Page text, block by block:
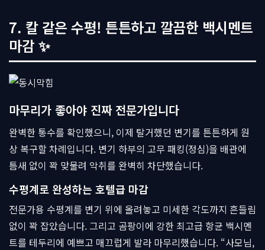
7. 칼 같은 수평! 튼튼하고 깔끔한 백시멘트
마감 ✨
마무리가 좋아야 진짜 전문가입니다
완벽한 통수를 확인했으니, 이제 탈거했던 변기를 튼튼하게 원
상 복구할 차례입니다. 변기 하부의 고무 패킹(정심)을 배관에
틈새 없이 꽉 맞물려 악취를 완벽히 차단했습니다.
수평계로 완성하는 호텔급 마감
전문가용 수평계를 변기 위에 올려놓고 미세한 각도까지 흔들림
없이 꽉 잡았습니다. 그리고 곰팡이에 강한 최고급 항균 백시멘
트를 테두리에 예쁘고 매끄럽게 발라 마무리했습니다. “사모님,